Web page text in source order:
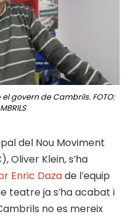
govern de Cambrils. FOTO:
del Nou Moviment
Oliver Klein, s’ha
Enric Dazade l’equip
teatre ja s’ha acabat i
no es mereix